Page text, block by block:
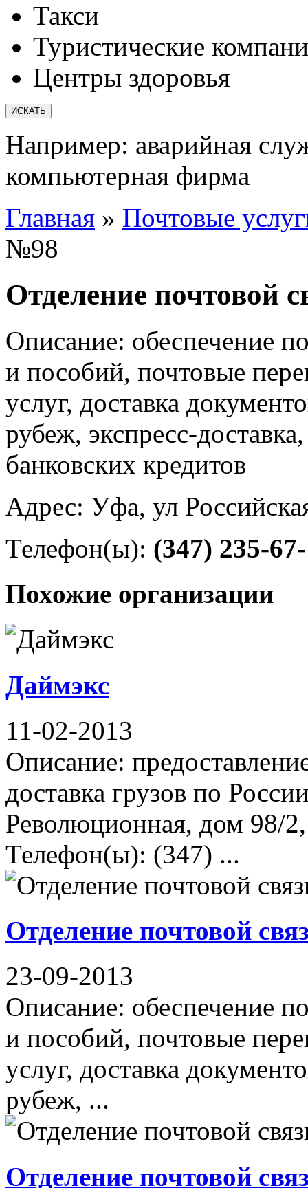
Такси
Туристические
Центры здоровья
Например: аварийная
компьютерная фирма
Главная » Почтовые
№98
Отделение почтовой
Описание: обеспечение
и пособий, почтовые
услуг, доставка
рубеж, экспресс-
банковских кредитов
Адрес: Уфа, ул
Телефон(ы): (347) 235-
Похожие организации
Даймэкс
11-02-2013
Описание:
доставка грузов по
Революционная, дом 98/
Телефон(ы): (347) ...
Отделение почтовой
23-09-2013
Описание: обеспечение
и пособий, почтовые
услуг, доставка
рубеж, ...
Отделение почтовой